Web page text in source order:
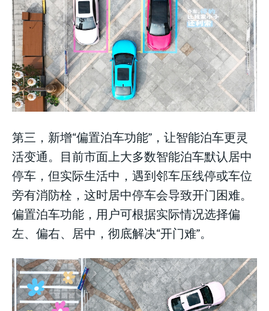
第三，新增“偏置泊车功能”，让智能泊车更灵
活变通。目前市面上大多数智能泊车默认居中
停车，但实际生活中，遇到邻车压线停或车位
旁有消防栓，这时居中停车会导致开门困难。
偏置泊车功能，用户可根据实际情况选择偏
左、偏右、居中，彻底解决“开门难”。